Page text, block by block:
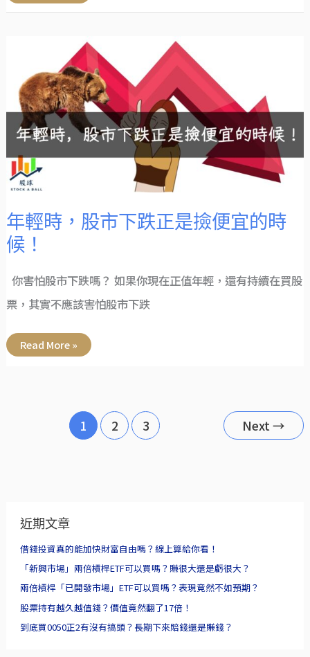
年輕時，股市下跌正是撿便宜的時
候！
你害怕股市下跌嗎？ 如果你現在正值年輕，還有持續在買股
票，其實不應該害怕股市下跌
市
下
跌
正
是
撿
便
宜
的
時
候！
Read More »
1 2 3 Next→
近期文章
借錢投資真的能加快財富自由嗎？線上算給你看！
「新興市場」兩倍槓桿ETF可以買嗎？賺很大還是虧很大？
兩倍槓桿「已開發市場」ETF可以買嗎？表現竟然不如預期？
股票持有越久越值錢？價值竟然翻了17倍！
到底買0050正2有沒有搞頭？長期下來賠錢還是賺錢？